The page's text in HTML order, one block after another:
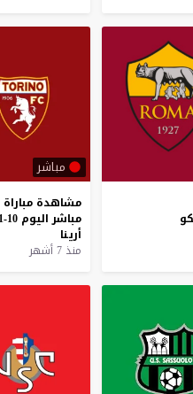
مباشر
مشاهدة مباراة
مباشر اليوم 10-1-2026
أرينا
منذ 7 أشهر